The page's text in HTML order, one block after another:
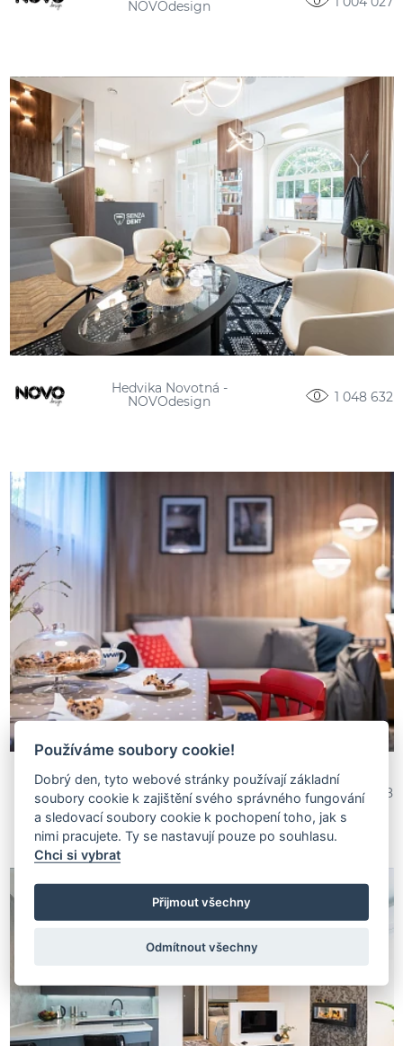
NOVOdesign
Hedvika Novotná -
NOVOdesign
1 048 632
Hedvika Novotná -
NOVOdesign
1 760 868
Používáme soubory cookie!
Dobrý den, tyto webové stránky používají základní
soubory cookie k zajištění svého správného fungování
a sledovací soubory cookie k pochopení toho, jak s
nimi pracujete. Ty se nastavují pouze po souhlasu.
Chci si vybrat
Přijmout všechny
Odmítnout všechny